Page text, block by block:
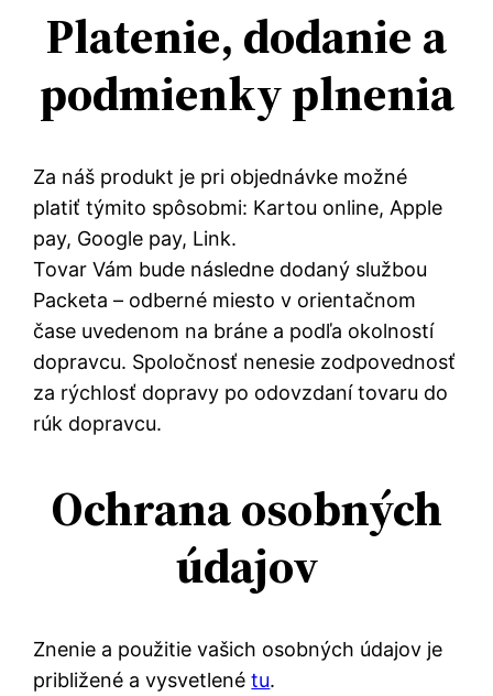
Platenie, dodanie a
podmienky plnenia
Za náš produkt je pri objednávke možné
platiť týmito spôsobmi: Kartou online, Apple
pay, Google pay, Link.
Tovar Vám bude následne dodaný službou
Packeta – odberné miesto v orientačnom
čase uvedenom na bráne a podľa okolností
dopravcu. Spoločnosť nenesie zodpovednosť
za rýchlosť dopravy po odovzdaní tovaru do
rúk dopravcu.
Ochrana osobných
údajov
Znenie a použitie vašich osobných údajov je
približené a vysvetlenétu.